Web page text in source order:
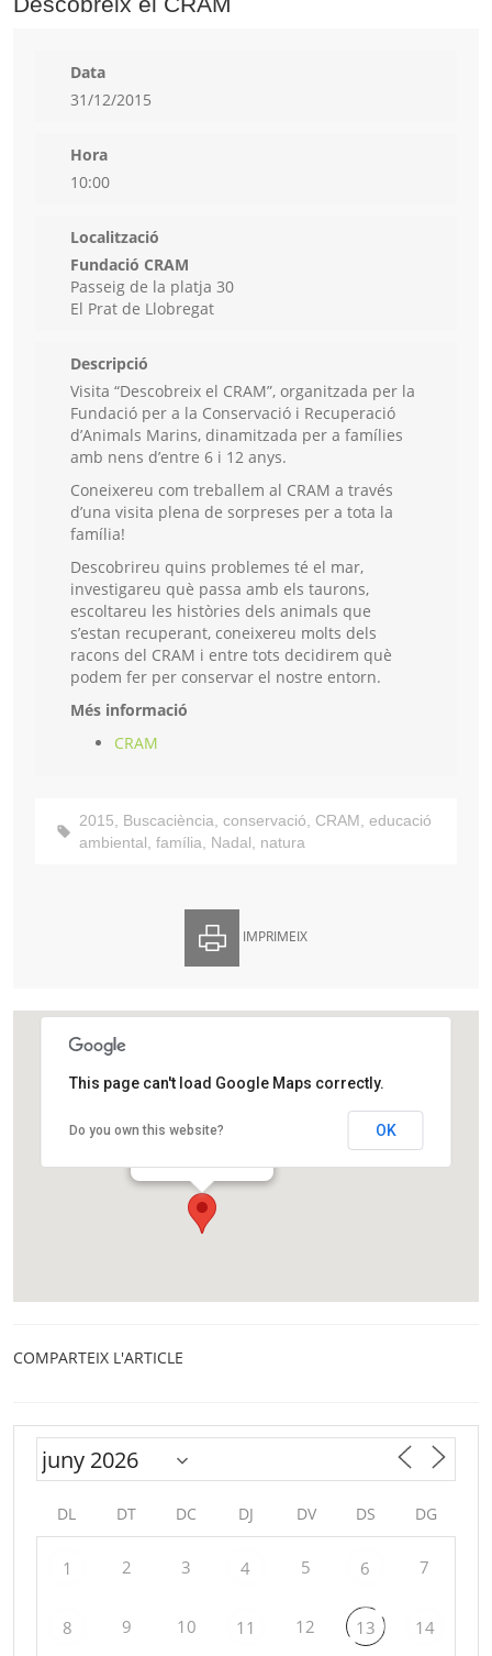
Data
31/12/2015
Hora
10:00
Localització
Fundació CRAM
Passeig de la platja 30
El Prat de Llobregat
Descripció
Visita “Descobreix el CRAM”, organitzada per la
Fundació per a la Conservació i Recuperació
d’Animals Marins, dinamitzada per a famílies
amb nens d’entre 6 i 12 anys.
Coneixereu com treballem al CRAM a través
d’una visita plena de sorpreses per a tota la
família!
Descobrireu quins problemes té el mar,
investigareu què passa amb els taurons,
escoltareu les històries dels animals que
s’estan recuperant, coneixereu molts dels
racons del CRAM i entre tots decidirem què
podem fer per conservar el nostre entorn.
Més informació
CRAM
2015 Buscaciència conservació CRAM educació
ambiental família Nadal natura
IMPRIMEIX
Passeig de la platja 30
This page can't load Google Maps correctly.
Do you own this website? OK
COMPARTEIX L'ARTICLE
DL DT DC DJ DV DS DG
1 2 3 4 5 6 7
8 9 10 11 12 13 14